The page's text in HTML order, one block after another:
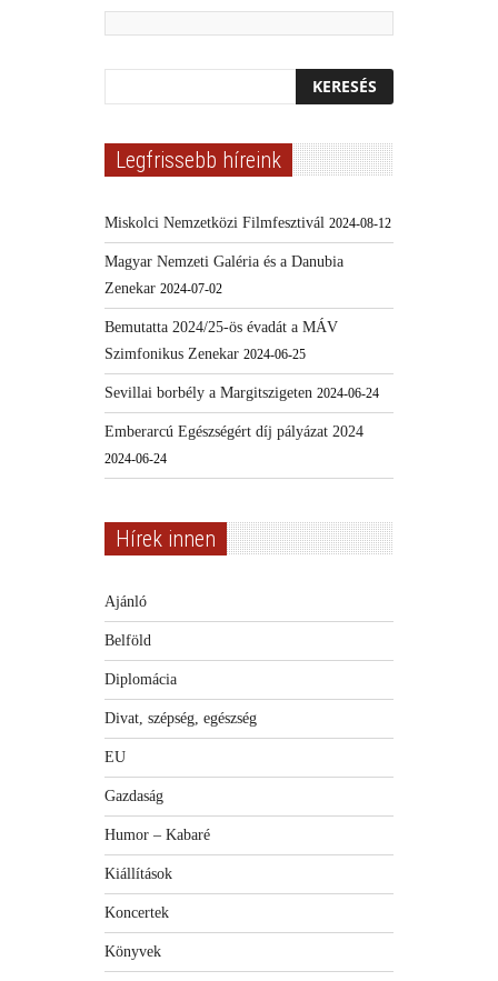
Legfrissebb híreink
Miskolci Nemzetközi Filmfesztivál 2024-08-12
Magyar Nemzeti Galéria és a Danubia
Zenekar 2024-07-02
Bemutatta 2024/25-ös évadát a MÁV
Szimfonikus Zenekar 2024-06-25
Sevillai borbély a Margitszigeten 2024-06-24
Emberarcú Egészségért díj pályázat 2024
2024-06-24
Hírek innen
Ajánló
Belföld
Diplomácia
Divat, szépség, egészség
EU
Gazdaság
Humor – Kabaré
Kiállítások
Koncertek
Könyvek